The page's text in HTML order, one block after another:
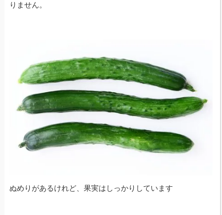
りません。
ぬめりがあるけれど、果実はしっかりしています